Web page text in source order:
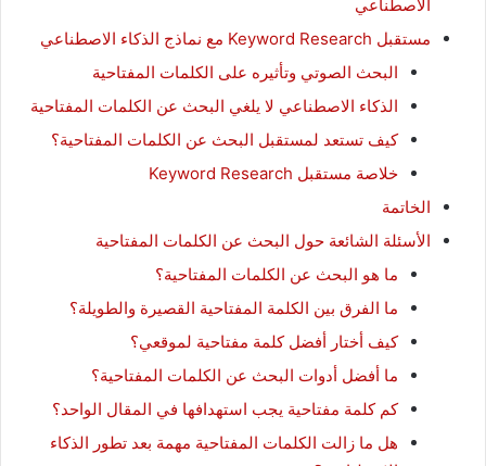
الاصطناعي
مستقبل Keyword Research مع نماذج الذكاء الاصطناعي
البحث الصوتي وتأثيره على الكلمات المفتاحية
الذكاء الاصطناعي لا يلغي البحث عن الكلمات المفتاحية
كيف تستعد لمستقبل البحث عن الكلمات المفتاحية؟
خلاصة مستقبل Keyword Research
الخاتمة
الأسئلة الشائعة حول البحث عن الكلمات المفتاحية
ما هو البحث عن الكلمات المفتاحية؟
ما الفرق بين الكلمة المفتاحية القصيرة والطويلة؟
كيف أختار أفضل كلمة مفتاحية لموقعي؟
ما أفضل أدوات البحث عن الكلمات المفتاحية؟
كم كلمة مفتاحية يجب استهدافها في المقال الواحد؟
هل ما زالت الكلمات المفتاحية مهمة بعد تطور الذكاء